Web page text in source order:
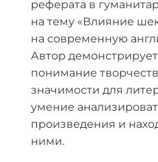
реферата в
на тему «Влияние
на современную
Автор
понимание
значимости для
умение
произведения и
ними.